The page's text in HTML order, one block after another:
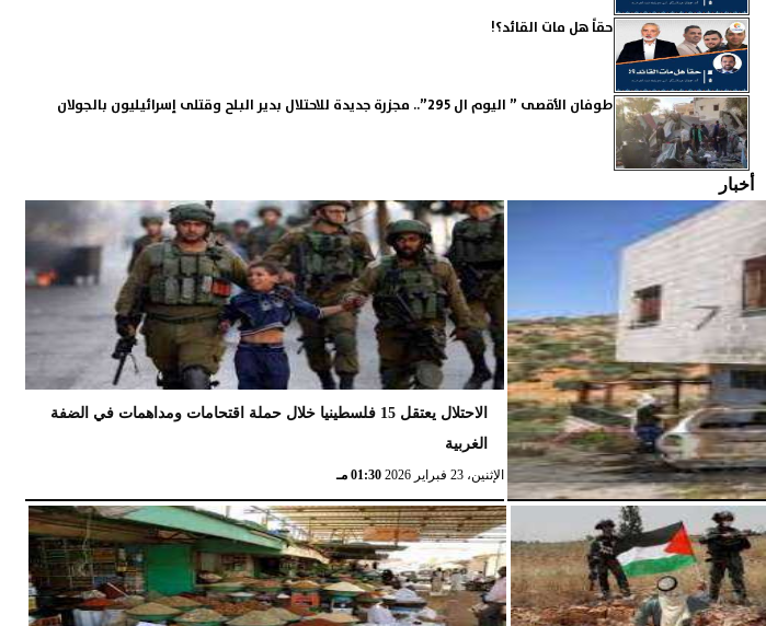
حقاً هل مات القائد؟!
طوفان الأقصى ” اليوم ال 295”.. مجزرة جديدة للاحتلال بدير البلح وقتلى إسرائيليون بالجولان
أخبار
الاحتلال يعتقل 15 فلسطينيا خلال حملة اقتحامات ومداهمات في الضفة
الغربية
الإثنين، 23 فبراير 2026 01:30 مـ